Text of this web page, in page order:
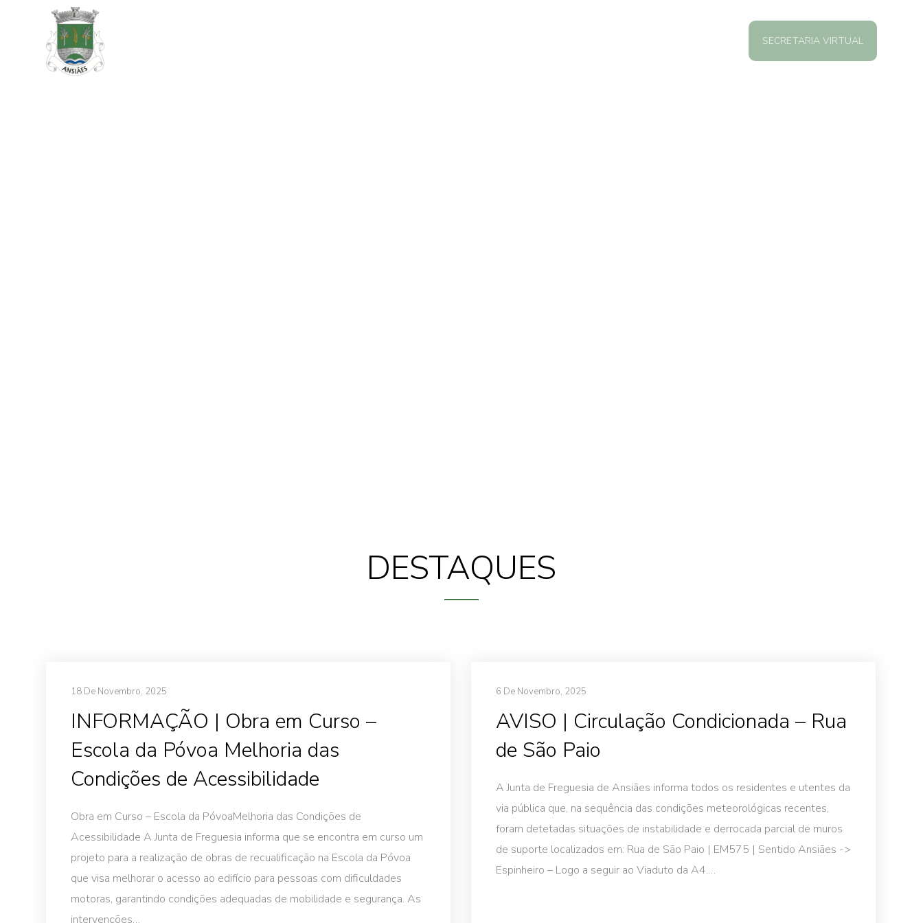
SECRETARIA VIRTUAL
DESTAQUES
18 De Novembro, 2025
INFORMAÇÃO | Obra em Curso –
Escola da Póvoa Melhoria das
Condições de Acessibilidade
Obra em Curso – Escola da PóvoaMelhoria das Condições de
Acessibilidade A Junta de Freguesia informa que se encontra em curso um
projeto para a realização de obras de recualificação na Escola da Póvoa
que visa melhorar o acesso ao edifício para pessoas com dificuldades
motoras, garantindo condições adequadas de mobilidade e segurança. As
intervenções…
6 De Novembro, 2025
AVISO | Circulação Condicionada – Rua
de São Paio
A Junta de Freguesia de Ansiães informa todos os residentes e utentes da
via pública que, na sequência das condições meteorológicas recentes,
foram detetadas situações de instabilidade e derrocada parcial de muros
de suporte localizados em: Rua de São Paio | EM575 | Sentido Ansiães ->
Espinheiro – Logo a seguir ao Viaduto da A4.…